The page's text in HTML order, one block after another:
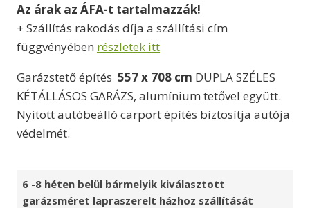
Az árak az ÁFA-t tartalmazzák!
+ Szállítás rakodás díja a szállítási cím
függvényében részletek itt
Garázstető építés 557 x 708 cm DUPLA SZÉLES
KÉTÁLLÁSOS GARÁZS, alumínium tetővel együtt.
Nyitott autóbeálló carport építés biztosítja autója
védelmét.
6 -8 héten belül bármelyik kiválasztott
garázsméret lapraszerelt házhoz szállítását